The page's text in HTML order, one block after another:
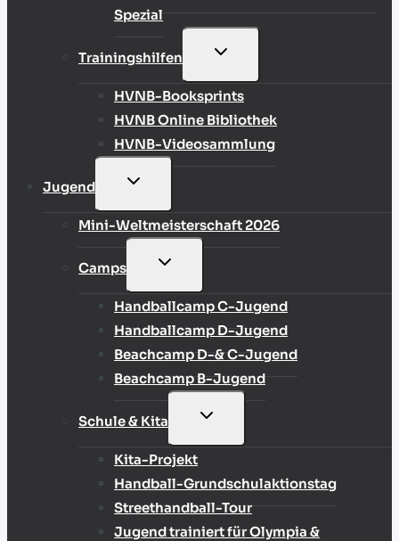
Spezial
Trainingshilfen
UNTERMENÜ
HVNB-Booksprints
HVNB Online Bibliothek
HVNB-Videosammlung
Jugend
UNTERMENÜ
Mini-Weltmeisterschaft 2026
Camps
UNTERMENÜ
Handballcamp C-Jugend
Handballcamp D-Jugend
Beachcamp D-& C-Jugend
Beachcamp B-Jugend
Schule & Kita
UNTERMENÜ
Kita-Projekt
Handball-Grundschulaktionstag
Streethandball-Tour
Jugend trainiert für Olympia &